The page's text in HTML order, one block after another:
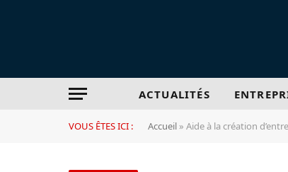
ACTUALITÉS
VOUS ÊTES ICI : Accueil » Aide à la création